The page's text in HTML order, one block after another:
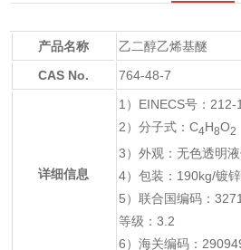
产品名称
乙二醇乙烯基醚
CAS No.
764-48-7
详细信息
1）EINECS号：212-
2）分子式：C4H8O2
3）外观：无色透明
4）包装：190kg/镀
5）联合国编码：
等级：3.2
6）海关编码：